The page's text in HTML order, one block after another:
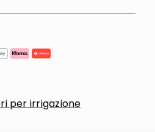
per irrigazione